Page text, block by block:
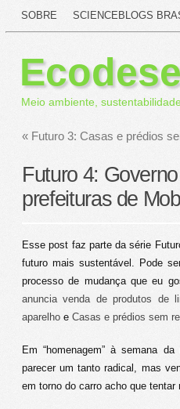
de
SOBRE SCIENCEBLOGS
Meio ambiente,
« Futuro 3: Casas e prédios
Futuro 4:
prefeituras de
Esse post faz parte da série
futuro mais sustentável. Pode
processo de mudança que eu
anuncia venda de produtos de
aparelho e Casas e prédios sem
Em “homenagem” à semana
parecer um tanto radical, mas
em torno do carro acho que